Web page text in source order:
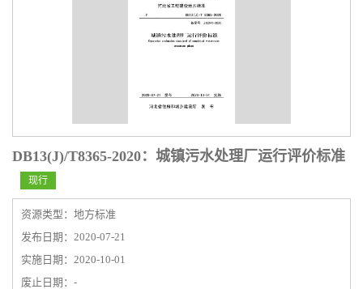
DB13(J)/T8365-2020：城镇污水处理厂运行评价标准
现行
资源类型：地方标准
发布日期：2020-07-21
实施日期：2020-10-01
废止日期：-